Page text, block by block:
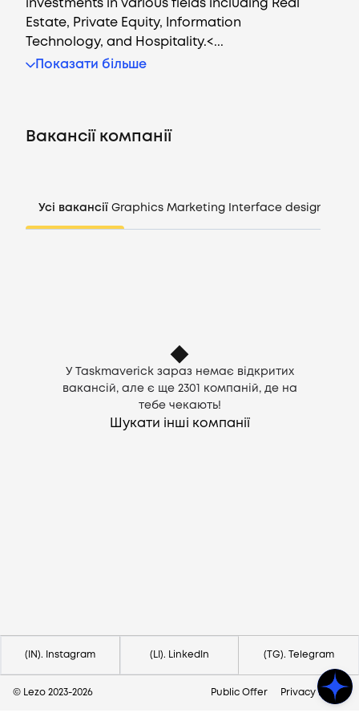
UA
investments in various fields including Real
Estate, Private Equity, Information
Technology, and Hospitality.<...
Показати більше
Вакансії компанії
Усі вакансії Graphics Marketing Interface design
У Taskmaverick зараз немає відкритих
вакансій, але є ще 2301
компаній, де на
тебе чекають!
Шукати інші компанії
(IN). Instagram (LI). LinkedIn (TG). Telegram
© Lezo 2023-2026 Public Offer Privacy Policy